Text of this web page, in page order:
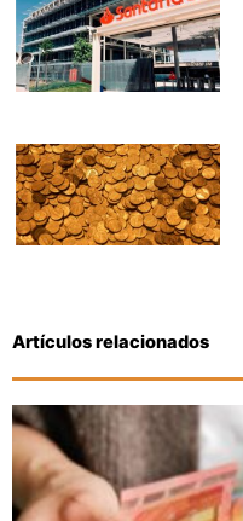
Artículos relacionados